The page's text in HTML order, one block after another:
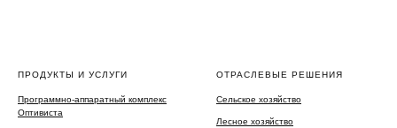
ПРОДУКТЫ И УСЛУГИ
Программно-аппаратный комплекс
Оптивиста
ОТРАСЛЕВЫЕ РЕШЕНИЯ
Сельское хозяйство
Лесное хозяйство